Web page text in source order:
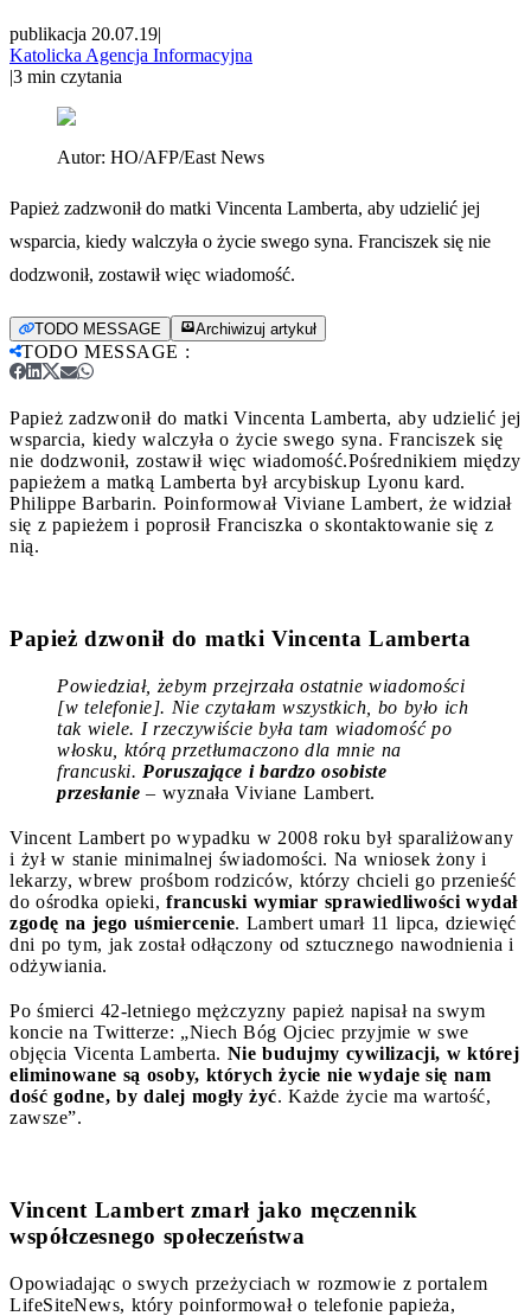
publikacja 20.07.19|
Katolicka Agencja Informacyjna
|3 min czytania
Autor: HO/AFP/East News
Papież zadzwonił do matki Vincenta Lamberta, aby udzielić jej
wsparcia, kiedy walczyła o życie swego syna. Franciszek się nie
dodzwonił, zostawił więc wiadomość.
TODO MESSAGE Archiwizuj artykuł
TODO MESSAGE :
Papież zadzwonił do matki Vincenta Lamberta, aby udzielić jej
wsparcia, kiedy walczyła o życie swego syna. Franciszek się
nie dodzwonił, zostawił więc wiadomość.Pośrednikiem między
papieżem a matką Lamberta był arcybiskup Lyonu kard.
Philippe Barbarin. Poinformował Viviane Lambert, że widział
się z papieżem i poprosił Franciszka o skontaktowanie się z
nią.
Papież dzwonił do matki Vincenta Lamberta
Powiedział, żebym przejrzała ostatnie wiadomości
[w telefonie]. Nie czytałam wszystkich, bo było ich
tak wiele. I rzeczywiście była tam wiadomość po
włosku, którą przetłumaczono dla mnie na
francuski. Poruszające i bardzo osobiste
przesłanie – wyznała Viviane Lambert.
Vincent Lambert po wypadku w 2008 roku był sparaliżowany
i żył w stanie minimalnej świadomości. Na wniosek żony i
lekarzy, wbrew prośbom rodziców, którzy chcieli go przenieść
do ośrodka opieki, francuski wymiar sprawiedliwości wydał
zgodę na jego uśmiercenie. Lambert umarł 11 lipca, dziewięć
dni po tym, jak został odłączony od sztucznego nawodnienia i
odżywiania.
Po śmierci 42-letniego mężczyzny papież napisał na swym
koncie na Twitterze: „Niech Bóg Ojciec przyjmie w swe
objęcia Vicenta Lamberta. Nie budujmy cywilizacji, w której
eliminowane są osoby, których życie nie wydaje się nam
dość godne, by dalej mogły żyć. Każde życie ma wartość,
zawsze”.
Vincent Lambert zmarł jako męczennik
współczesnego społeczeństwa
Opowiadając o swych przeżyciach w rozmowie z portalem
LifeSiteNews, który poinformował o telefonie papieża,